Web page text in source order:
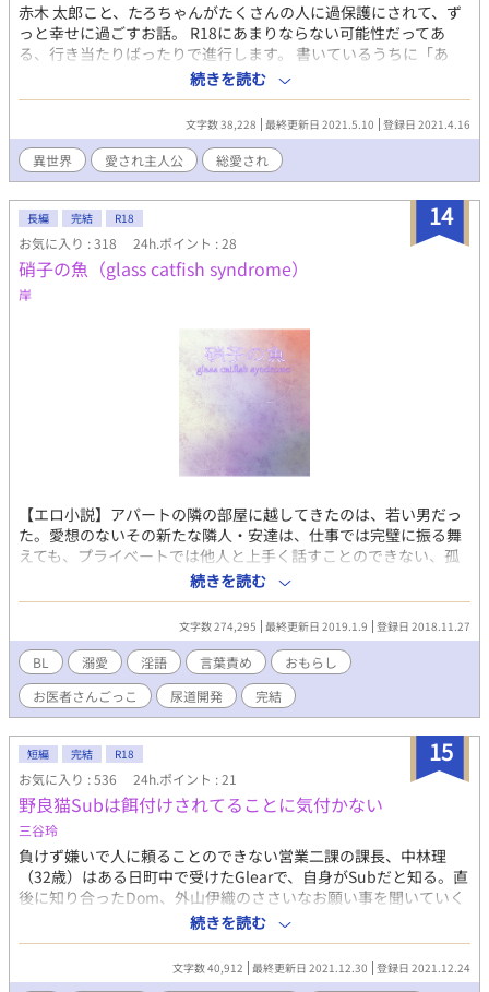
赤木 太郎こと、たろちゃんがたくさんの人に過保護にされて、ず
っと幸せに過ごすお話。 R18にあまりならない可能性だってあ
る、行き当たりばったりで進行します。 書いているうちに「あ
れ？総受けじゃないな？総愛されじゃない？間違えてない？」っ
てなりはじめましたのでタグを総愛されに変更しておきます。す
みません............. 「思ってたもんと違う！」っていうのは恐らく
作者も思うので許してください。 初作品です。よろしくお願いし
ます！ ※GL風味がする可能性があります。濃い絡みは予定してお
りませんが、苦手な方はお控えくださいませ。
続きを読む
文字数 38,228 最終更新日 2021.5.10 登録日 2021.4.16
異世界 愛され主人公 総愛され
14
長編 完結 R18
お気に入り : 318 24h.ポイント : 28
硝子の魚（glass catfish syndrome）
岸
【エロ小説】アパートの隣の部屋に越してきたのは、若い男だっ
た。愛想のないその新たな隣人・安達は、仕事では完璧に振る舞
えても、プライベートでは他人と上手く話すことのできない、孤
独な男だった。ある出来事がきっかけで安達の孤独を知った樋川
は、彼と親しく付き合うようになるが、しかし安達への感情はや
がて、友情を超えたものへと変化していき――。むっつり年上×
不器用美形のリーマンCP。 ・本編…1～27話が攻（樋川）視点、
＊つき28～37話が受（安達）視点、濡れ場は12～17話と31～36
話、全37話。 ・続編…だいたい濡れ場で全30話。末尾に※つきが
安達の同僚視点。
続きを読む
文字数 274,295 最終更新日 2019.1.9 登録日 2018.11.27
BL 溺愛 淫語 言葉責め
おもらし
お医者さんごっこ
尿道開発 完結
15
短編 完結 R18
お気に入り : 536 24h.ポイント : 21
野良猫Subは餌付けされてることに気付かない
三谷玲
負けず嫌いで人に頼ることのできない営業二課の課長、中林理
（32歳）はある日町中で受けたGlearで、自身がSubだと知る。直
後に知り合ったDom、外山伊織のささいなお願い事を聞いていく
うちに、Sub性を受け入れられるようになる。伊織と関わること
で、取引先や部下との関係が改善され、伊織への好意を自覚す
る。しかし、部下との話で理が倒れた日、同じ場所に伊織もいた
ことがわかり……。 すべてを管理し甘やかしたいDom×親に褒め
続きを読む
文字数 40,912 最終更新日 2021.12.30 登録日 2021.12.24